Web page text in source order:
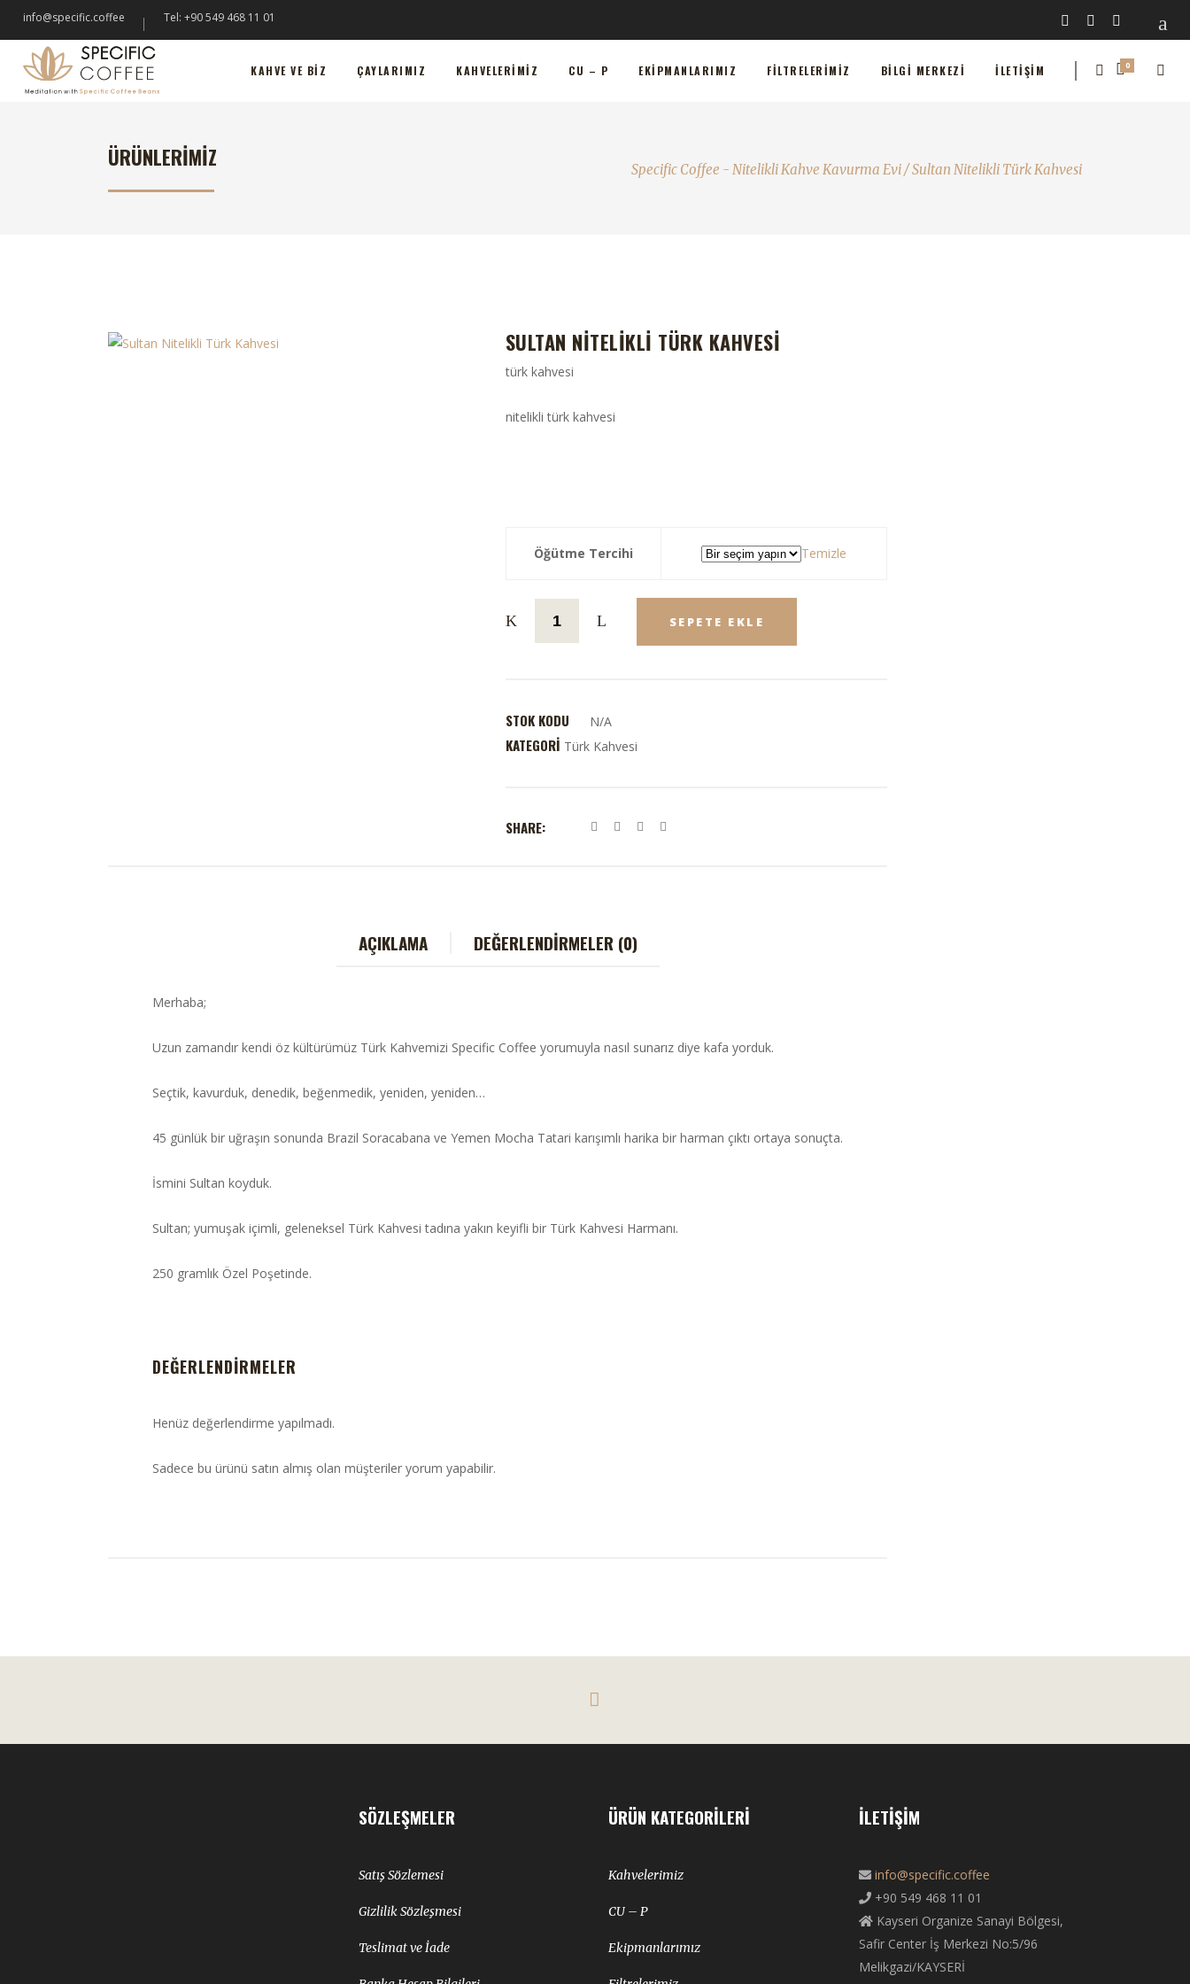
info@specific.coffee Tel: +90 549 468 11 01
KAHVE VE BIZ ÇAYLARIMIZ KAHVELERIMIZ CU – P EKIPMANLARIMIZ FILTRELERIMIZ BILGI MERKEZI İLETIŞIM 0
KAHVE VE BIZ 0
ÜRÜNLERIMIZ Specific Coffee - Nitelikli Kahve Kavurma Evi/Sultan Nitelikli Türk Kahvesi
SULTAN NITELIKLI TÜRK KAHVESI
türk kahvesi
nitelikli türk kahvesi
Öğütme Tercihi Temizle
SEPETE EKLE
STOK KODU N/A
KATEGORI Türk Kahvesi
SHARE:
AÇIKLAMA DEĞERLENDIRMELER (0)
Merhaba;
Uzun zamandır kendi öz kültürümüz Türk Kahvemizi Specific Coffee yorumuyla nasıl sunarız diye kafa yorduk.
Seçtik, kavurduk, denedik, beğenmedik, yeniden, yeniden…
45 günlük bir uğraşın sonunda Brazil Soracabana ve Yemen Mocha Tatari karışımlı harika bir harman çıktı ortaya sonuçta.
İsmini Sultan koyduk.
Sultan; yumuşak içimli, geleneksel Türk Kahvesi tadına yakın keyifli bir Türk Kahvesi Harmanı.
250 gramlık Özel Poşetinde.
DEĞERLENDIRMELER
Henüz değerlendirme yapılmadı.
Sadece bu ürünü satın almış olan müşteriler yorum yapabilir.
SÖZLEŞMELER
Satış Sözlemesi
Gizlilik Sözleşmesi
Teslimat ve İade
ÜRÜN KATEGORILERI
Kahvelerimiz
CU – P
Ekipmanlarımız
İLETIŞIM
info@specific.coffee
+90 549 468 11 01
Kayseri Organize Sanayi Bölgesi,
Safir Center İş Merkezi No:5/96
Melikgazi/KAYSERİ